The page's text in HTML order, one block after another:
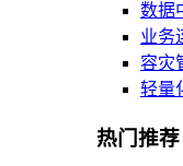
数据
业务
容灾
轻量
热门推荐